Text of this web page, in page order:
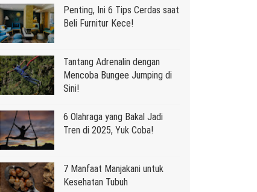
Penting, Ini 6 Tips Cerdas saat
Beli Furnitur Kece!
Tantang Adrenalin dengan
Mencoba Bungee Jumping di
Sini!
6 Olahraga yang Bakal Jadi
Tren di 2025, Yuk Coba!
7 Manfaat Manjakani untuk
Kesehatan Tubuh